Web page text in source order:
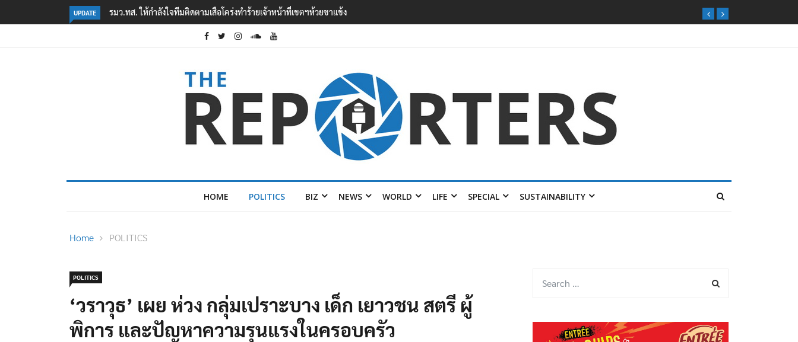
UPDATE ‘ภาคประชาสังคม’ รวมตัวคัดค้าน ‘มิน ออง ไลง์’ เยือนไทย ขึงป้าย ‘ไม่ต้อนรับอาชญากร’
HOME POLITICS BIZ NEWS WORLD LIFE SPECIAL SUSTAINABILITY
Home POLITICS
POLITICS
‘วราวุธ’ เผย ห่วง กลุ่มเปราะบาง เด็ก เยาวชน สตรี ผู้
พิการ และปัญหาความรุนแรงในครอบครัว